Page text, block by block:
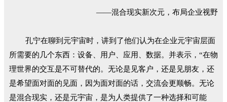
——混合现实新次元，布局企业视野
孔宁在聊到元宇宙时，讲到了他们认为在企业元宇宙层面
所需要的几个东西：设备、用户、应用、数据。并表示，“在物
理世界的交互是不可替代的。无论是见客户，还是见朋友，还
是希望面对面的见面，因为面对面的话，交流会更顺畅。无论
是混合现实，还是元宇宙，是为人类提供了一种选择和可能